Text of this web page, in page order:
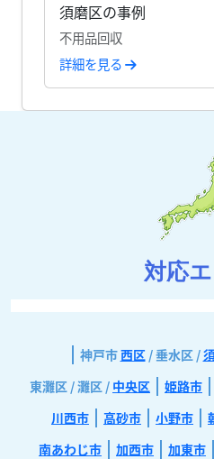
須磨区の事例
不用品回収
詳細を見る
対応
神戸市西区/ 垂水区 /
東灘区 / 灘区 / 中央区 姫路市
川西市
高砂市 小野市
南あわじ市
加西市 加東市